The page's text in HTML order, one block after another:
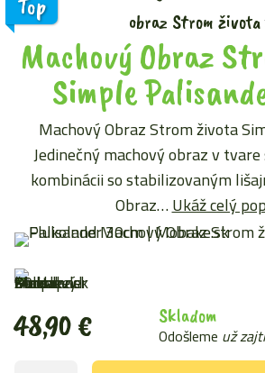
obraz Strom života
Machový Obraz
Simple
Machový Obraz Strom života
Jedinečný machový obraz v
kombinácii so stabilizovaným
Obraz…Ukáž celý
Top
48,90€ Skladom
Odošleme už